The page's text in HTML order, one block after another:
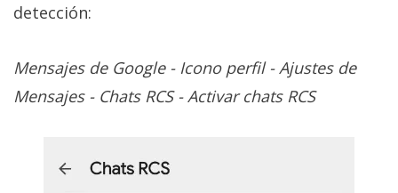
detección:
Mensajes de Google - Icono perfil - Ajustes de
Mensajes - Chats RCS - Activar chats RCS